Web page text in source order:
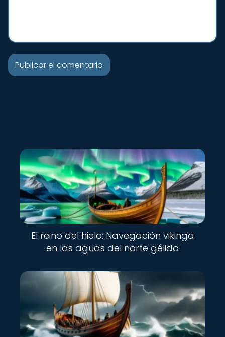
Nuevo
El reino del hielo: Navegación vikinga
en las aguas del norte gélido